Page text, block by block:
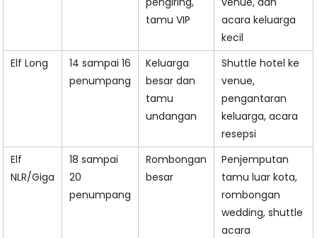
tamu VIP
acara keluarga
kecil
Elf Long
14 sampai 16
penumpang
Keluarga
besar dan
tamu
undangan
Shuttle hotel ke
venue,
pengantaran
keluarga, acara
resepsi
Elf
NLR/Giga
18 sampai
20
penumpang
Rombongan
besar
Penjemputan
tamu luar kota,
rombongan
wedding, shuttle
acara